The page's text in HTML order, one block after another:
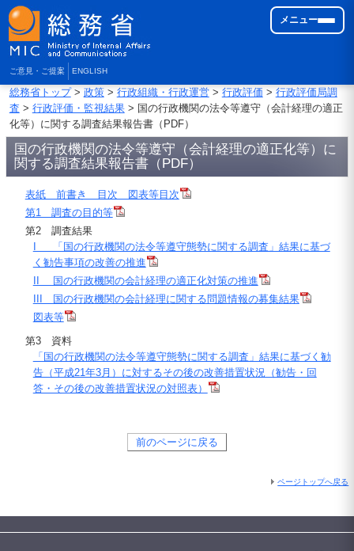
ご意見・ご提案 ENGLISH
メニュー
総務省トップ> 政策> 行政組織・行政運営> 行政評価 > 行政評価局調
査 > 行政評価・監視結果> 国の行政機関の法令等遵守（会計経理の適正
化等）に関する調査結果報告書（PDF）
国の行政機関の法令等遵守（会計経理の適正化等）に
関する調査結果報告書（PDF）
表紙 前書き 目次 図表等目次
第1 調査の目的等
第2 調査結果
I 「国の行政機関の法令等遵守態勢に関する調査」結果に基づ
く勧告事項の改善の推進
II 国の行政機関の会計経理の適正化対策の推進
III 国の行政機関の会計経理に関する問題情報の募集結果
図表等
第3 資料
「国の行政機関の法令等遵守態勢に関する調査」結果に基づく勧
告（平成21年3月）に対するその後の改善措置状況（勧告・回
答・その後の改善措置状況の対照表）
前のページに戻る
ページトップへ戻る